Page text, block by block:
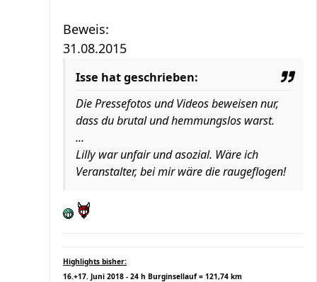
Beweis:
31.08.2015
Isse hat geschrieben:
Die Pressefotos und Videos beweisen nur,
dass du brutal und hemmungslos warst.
...
Lilly war unfair und asozial. Wäre ich
Veranstalter, bei mir wäre die raugeflogen!
Highlights bisher:
16.+17. Juni 2018 - 24 h Burginsellauf = 121,74 km